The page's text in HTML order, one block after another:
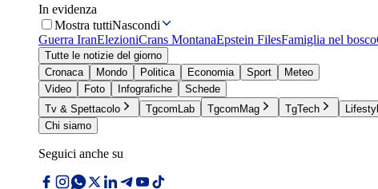
In evidenza
Mostra tuttiNascondi
Guerra IranElezioniCrans MontanaEpstein FilesFamiglia nel bosco
Tutte le notizie del giorno
Cronaca
Mondo Politica Economia Sport
Meteo
Video
Foto Infografiche
Schede
Tv & Spettacolo
TgcomLab TgcomMag TgTech
Chi siamo
Seguici anche su